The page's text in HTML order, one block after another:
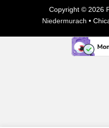
Copyright © 2026
Niedermurach •